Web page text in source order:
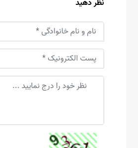
نظر دهید